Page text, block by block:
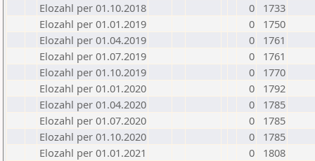
Elozahl per 01.10.2018
0
1733
Elozahl per 01.01.2019
0
1750
Elozahl per 01.04.2019
0
1761
Elozahl per 01.07.2019
0
1761
Elozahl per 01.10.2019
0
1770
Elozahl per 01.01.2020
0
1792
Elozahl per 01.04.2020
0
1785
Elozahl per 01.07.2020
0
1785
Elozahl per 01.10.2020
0
1785
Elozahl per 01.01.2021
0
1808